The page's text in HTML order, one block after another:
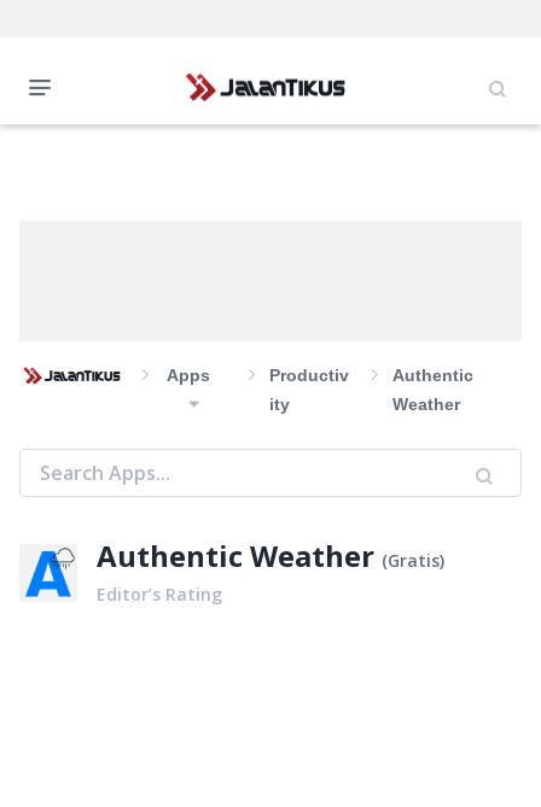
Apps
Productiv
Ity
Authentic
Weather
Authentic Weather (Gratis)
Editor’s Rating